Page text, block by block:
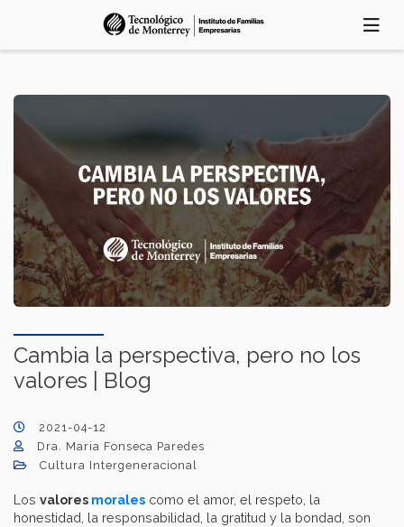
Cambia la perspectiva, pero no los
valores | Blog
2021-04-12
Dra. Maria Fonseca Paredes
Cultura Intergeneracional
Los valores morales como el amor, el respeto, la
honestidad, la responsabilidad, la gratitud y la bondad, son